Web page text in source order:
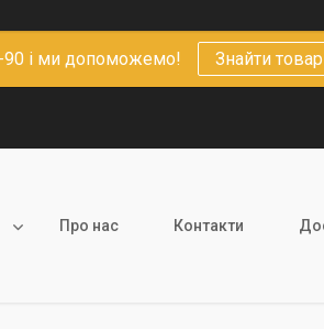
90 і ми допоможемо! Знайти товар
Про нас Контакти